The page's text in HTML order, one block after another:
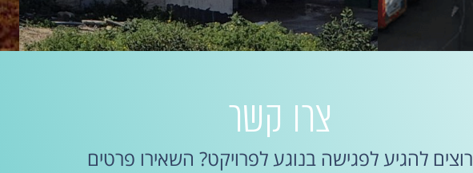
צרו קשר
רוצים להגיע לפגישה בנוגע לפרויקט? השאירו פרטים